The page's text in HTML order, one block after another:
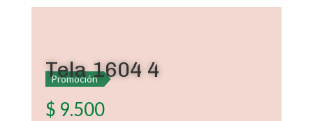
Promoción
Tela 1604 4
$ 9.500